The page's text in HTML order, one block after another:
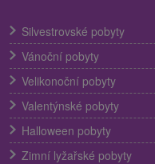
Silvestrovské pobyty
Vánoční pobyty
Velikonoční pobyty
Valentýnské pobyty
Halloween pobyty
Zimní lyžařské pobyty